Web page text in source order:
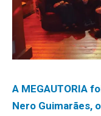
A MEGAUTORIA
Nero Guimarães,